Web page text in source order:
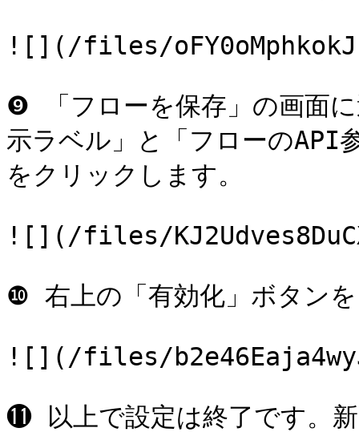
![](/files/
❾ 「フローを保存」の画面
示ラベル」と「フローのAPI
をクリックします。
![](/files/
❿ 右上の「有効化」ボタン
![](/files/
⓫ 以上で設定は終了です。